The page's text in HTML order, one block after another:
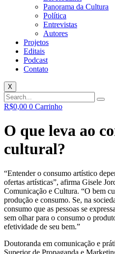
Panorama da Cultura
Política
Entrevistas
Autores
Projetos
Editais
Podcast
Contato
X
R$0,00 0 Carrinho
O que leva ao
cultural?
“Entender o consumo artístico
ofertas artísticas”, afirma Gisele
Comunicação e Cultura. “O bem
produção e consumo. Se, na
consumo que as pessoas se
sem olhar para o consumo o
efetividade de seu bem.”
Doutoranda em comunicação e
Superior de Propaganda e